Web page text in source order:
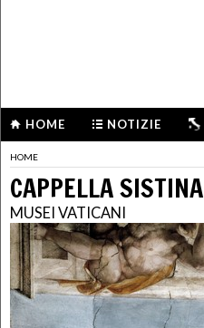
HOME NOTIZIE
HOME
CAPPELLA SISTINA
MUSEI VATICANI